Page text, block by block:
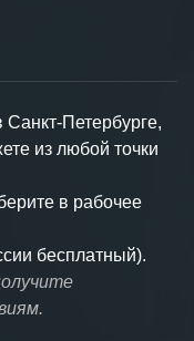
Петербурге,
из любой точки
в рабочее
бесплатный).